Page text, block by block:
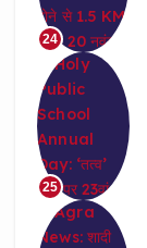
24
25